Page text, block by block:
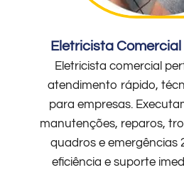
Eletricista
Eletricista comercial
atendimento rápido,
para empresas.
manutenções, reparos,
quadros e emergências
eficiência e suporte